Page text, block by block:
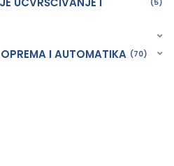
5
OPREMA I AUTOMATIKA 70